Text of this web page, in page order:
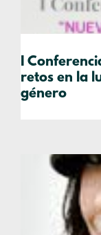
I
retos en la
género